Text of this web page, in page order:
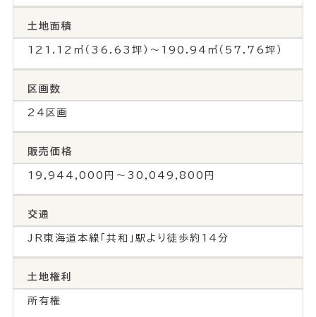
土地面積
121.12㎡（36.63坪）～190.94㎡（57.76坪）
区画数
24区画
販売価格
19,944,000円～30,049,800円
交通
JR東海道本線「共和」駅より徒歩約14分
土地権利
所有権